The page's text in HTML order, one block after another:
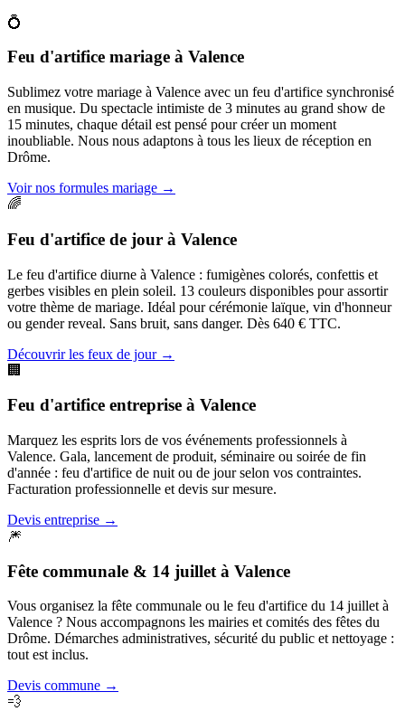
💍
Feu d'artifice mariage à Valence
Sublimez votre mariage à Valence avec un feu d'artifice synchronisé
en musique. Du spectacle intimiste de 3 minutes au grand show de
15 minutes, chaque détail est pensé pour créer un moment
inoubliable. Nous nous adaptons à tous les lieux de réception en
Drôme.
Voir nos formules mariage →
🌈
Feu d'artifice de jour à Valence
Le feu d'artifice diurne à Valence : fumigènes colorés, confettis et
gerbes visibles en plein soleil. 13 couleurs disponibles pour assortir
votre thème de mariage. Idéal pour cérémonie laïque, vin d'honneur
ou gender reveal. Sans bruit, sans danger. Dès 640 € TTC.
Découvrir les feux de jour→
🏢
Feu d'artifice entreprise à Valence
Marquez les esprits lors de vos événements professionnels à
Valence. Gala, lancement de produit, séminaire ou soirée de fin
d'année : feu d'artifice de nuit ou de jour selon vos contraintes.
Facturation professionnelle et devis sur mesure.
Devis entreprise →
🎆
Fête communale & 14 juillet à Valence
Vous organisez la fête communale ou le feu d'artifice du 14 juillet à
Valence ? Nous accompagnons les mairies et comités des fêtes du
Drôme. Démarches administratives, sécurité du public et nettoyage :
tout est inclus.
Devis commune →
💨